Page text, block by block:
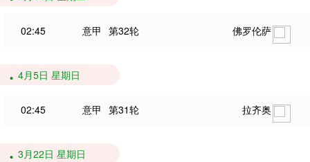
02:45 意甲 第32轮 佛罗伦萨
4月5日 星期日
02:45 意甲 第31轮 拉齐奥
3月22日 星期日